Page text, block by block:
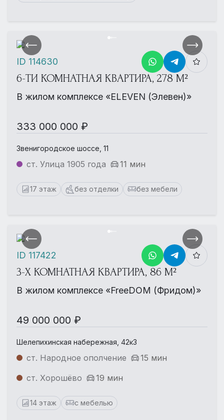
6-ТИ КОМНАТНАЯ КВАРТИРА, 278 М²
В жилом комплексе «ELEVEN (Элевен)»
333 000 000 ₽
Звенигородское шоссе, 11
ст. Улица 1905 года 11 мин
17 этаж без отделки без мебели
ID 114630
3-Х КОМНАТНАЯ КВАРТИРА, 86 М²
В жилом комплексе «FreeDOM (Фридом)»
49 000 000 ₽
Шелепихинская набережная, 42к3
ст. Народное ополчение
15 мин
ст. Хорошёво
19 мин
14 этаж с мебелью
ID 117422